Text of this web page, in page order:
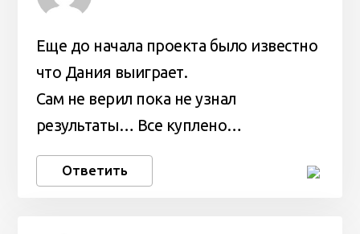
Еще до начала проекта было известно
что Дания выиграет.
Сам не верил пока не узнал
результаты… Все куплено…
Ответить